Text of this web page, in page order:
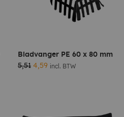
Bladvanger PE 60 x 80 mm
5,51 4,59 incl. BTW